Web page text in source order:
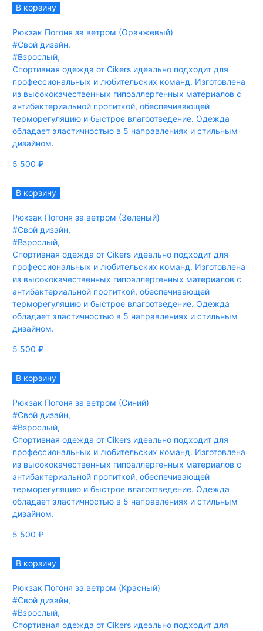
В корзину
Рюкзак Погоня за ветром (Оранжевый)
#Свой дизайн,
#Взрослый,
Спортивная одежда от Cikers идеально подходит для
профессиональных и любительских команд. Изготовлена
из высококачественных гипоаллергенных материалов с
антибактериальной пропиткой, обеспечивающей
терморегуляцию и быстрое влагоотведение. Одежда
обладает эластичностью в 5 направлениях и стильным
дизайном.
5 500 ₽
В корзину
Рюкзак Погоня за ветром (Зеленый)
#Свой дизайн,
#Взрослый,
Спортивная одежда от Cikers идеально подходит для
профессиональных и любительских команд. Изготовлена
из высококачественных гипоаллергенных материалов с
антибактериальной пропиткой, обеспечивающей
терморегуляцию и быстрое влагоотведение. Одежда
обладает эластичностью в 5 направлениях и стильным
дизайном.
5 500 ₽
В корзину
Рюкзак Погоня за ветром (Синий)
#Свой дизайн,
#Взрослый,
Спортивная одежда от Cikers идеально подходит для
профессиональных и любительских команд. Изготовлена
из высококачественных гипоаллергенных материалов с
антибактериальной пропиткой, обеспечивающей
терморегуляцию и быстрое влагоотведение. Одежда
обладает эластичностью в 5 направлениях и стильным
дизайном.
5 500 ₽
В корзину
Рюкзак Погоня за ветром (Красный)
#Свой дизайн,
#Взрослый,
Спортивная одежда от Cikers идеально подходит для